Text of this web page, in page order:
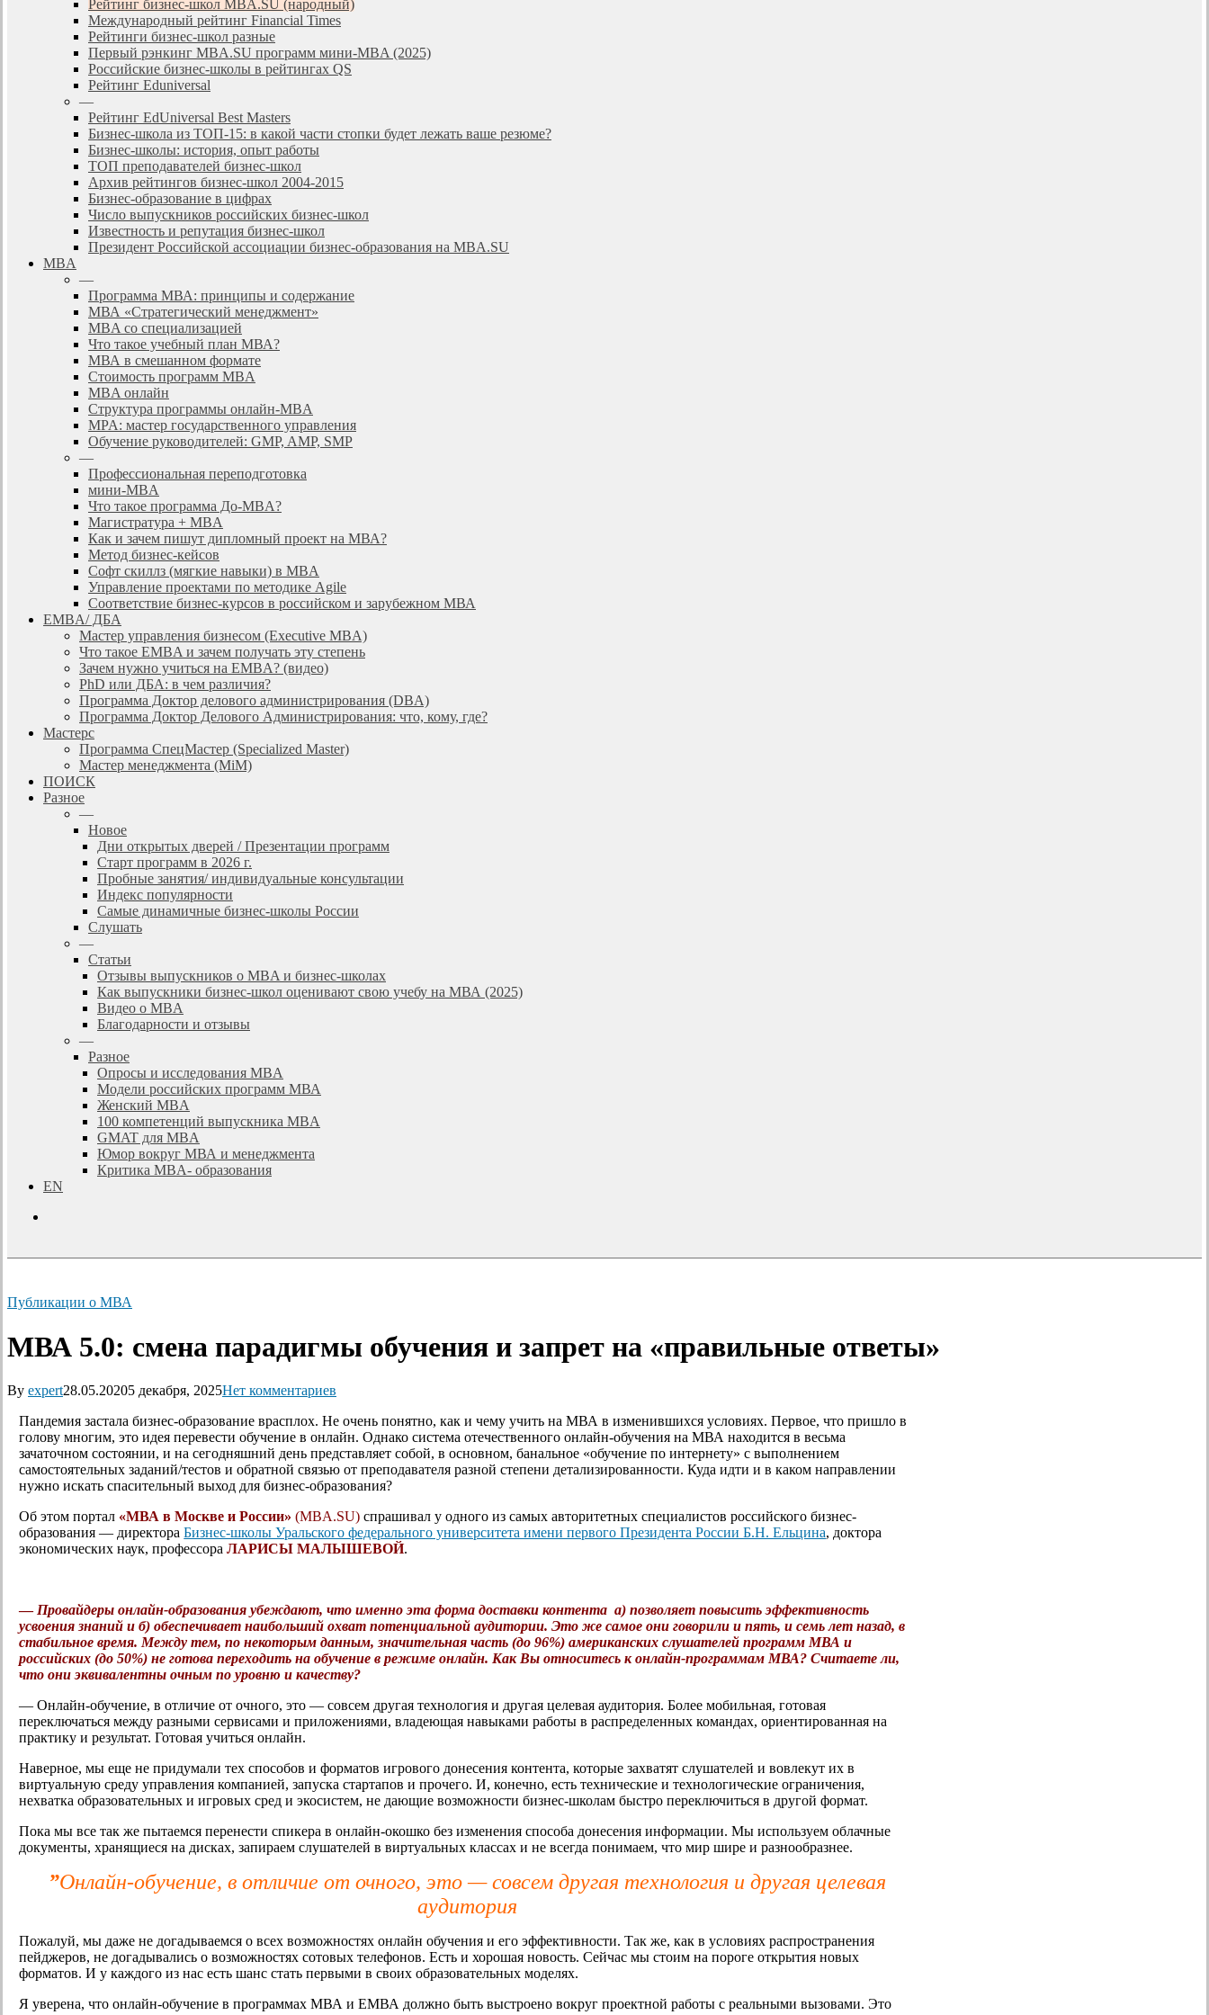
Рейтинг бизнес-школ MBA.SU (народный)
Международный рейтинг Financial Times
Рейтинги бизнес-школ разные
Первый рэнкинг MBA.SU программ мини-MBA (2025)
Российские бизнес-школы в рейтингах QS
Рейтинг Eduniversal
—
Рейтинг EdUniversal Best Masters
Бизнес-школа из ТОП-15: в какой части стопки будет лежать ваше резюме?
Бизнес-школы: история, опыт работы
ТОП преподавателей бизнес-школ
Архив рейтингов бизнес-школ 2004-2015
Бизнес-образование в цифрах
Число выпускников российских бизнес-школ
Известность и репутация бизнес-школ
Президент Российской ассоциации бизнес-образования на MBA.SU
MBA
—
Программа МВА: принципы и содержание
МВА «Cтратегический менеджмент»
MBA со специализацией
Что такое учебный план МВА?
МВА в смешанном формате
Стоимость программ MBA
MBA онлайн
Cтруктура программы онлайн-MBA
MPA: мастер государственного управления
Обучение руководителей: GMP, AMP, SMP
—
Профессиональная переподготовка
мини-MBA
Что такое программа До-MBA?
Магистратура + MBA
Как и зачем пишут дипломный проект на МВА?
Метод бизнес-кейсов
Софт скиллз (мягкие навыки) в MBA
Управление проектами по методике Agile
Соответствие бизнес-курсов в российском и зарубежном МВА
EMBA/ ДБA
Мастер управления бизнесом (Executive MBA)
Что такое EMBA и зачем получать эту степень
Зачем нужно учиться на EMBA? (видео)
PhD или ДБА: в чем различия?
Программа Доктор делового администрирования (DBА)
Программа Доктор Делового Администрирования: что, кому, где?
Мастерс
Программа СпецМастер (Specialized Master)
Мастер менеджмента (MiM)
ПОИСК
Разное
—
Новое
Дни открытых дверей / Презентации программ
Старт программ в 2026 г.
Пробные занятия/ индивидуальные консультации
Индекс популярности
Самые динамичные бизнес-школы России
Слушать
—
Статьи
Отзывы выпускников о MBA и бизнес-школах
Как выпускники бизнес-школ оценивают свою учебу на МВА (2025)
Видео о MBA
Благодарности и отзывы
—
Разное
Опросы и исследования MBA
Модели российских программ МВА
Женский MBA
100 компетенций выпускника MBA
GMAT для MBA
Юмор вокруг МВА и менеджмента
Критика MBA- образования
EN
Публикации о МВА
МВА 5.0: смена парадигмы обучения и запрет на «правильные ответы»
By expert28.05.20205 декабря, 2025Нет комментариев
Пандемия застала бизнес-образование врасплох. Не очень понятно, как и чему учить на МВА в изменившихся условиях. Первое, что пришло в
голову многим, это идея перевести обучение в онлайн. Однако система отечественного онлайн-обучения на МВА находится в весьма
зачаточном состоянии, и на сегодняшний день представляет собой, в основном, банальное «обучение по интернету» с выполнением
самостоятельных заданий/тестов и обратной связью от преподавателя разной степени детализированности. Куда идти и в каком направлении
нужно искать спасительный выход для бизнес-образования?
Об этом портал «МВА в Москве и России»(MBA.SU) спрашивал у одного из самых авторитетных специалистов российского бизнес-
образования — директораБизнес-школы Уральского федерального университета имени первого Президента России Б.Н. Ельцина, доктора
экономических наук, профессора ЛАРИСЫ МАЛЫШЕВОЙ.
— Провайдеры онлайн-образования убеждают, что именно эта форма доставки контента а) позволяет повысить эффективность
усвоения знаний и б)обеспечивает наибольший охват потенциальной аудитории. Это же самое они говорили и пять, и семь лет назад, в
стабильное время. Между тем, по некоторым данным, значительная часть (до 96%) американских слушателей программ МВА и
российских (до 50%) не готова переходить на обучение в режиме онлайн. Как Вы относитесь к онлайн-программам МВА? Считаете ли,
что они эквивалентны очным по уровню и качеству?
— Онлайн-обучение, в отличие от очного, это — совсем другая технология и другая целевая аудитория. Более мобильная, готовая
переключаться между разными сервисами и приложениями, владеющая навыками работы в распределенных командах, ориентированная на
практику и результат. Готовая учиться онлайн.
Наверное, мы еще не придумали тех способов и форматов игрового донесения контента, которые захватят слушателей и вовлекут их в
виртуальную среду управления компанией, запуска стартапов и прочего. И, конечно, есть технические и технологические ограничения,
нехватка образовательных и игровых сред и экосистем, не дающие возможности бизнес-школам быстро переключиться в другой формат.
Пока мы все так же пытаемся перенести спикера в онлайн-окошко без изменения способа донесения информации. Мы используем облачные
документы, хранящиеся на дисках, запираем слушателей в виртуальных классах и не всегда понимаем, что мир шире и разнообразнее.
”Онлайн-обучение, в отличие от очного, это — совсем другая технология и другая целевая
аудитория
Пожалуй, мы даже не догадываемся о всех возможностях онлайн обучения и его эффективности. Так же, как в условиях распространения
пейджеров, не догадывались о возможностях сотовых телефонов. Есть и хорошая новость. Сейчас мы стоим на пороге открытия новых
форматов. И у каждого из нас есть шанс стать первыми в своих образовательных моделях.
Я уверена, что онлайн-обучение в программах МВА и ЕМВА должно быть выстроено вокруг проектной работы с реальными вызовами. Это